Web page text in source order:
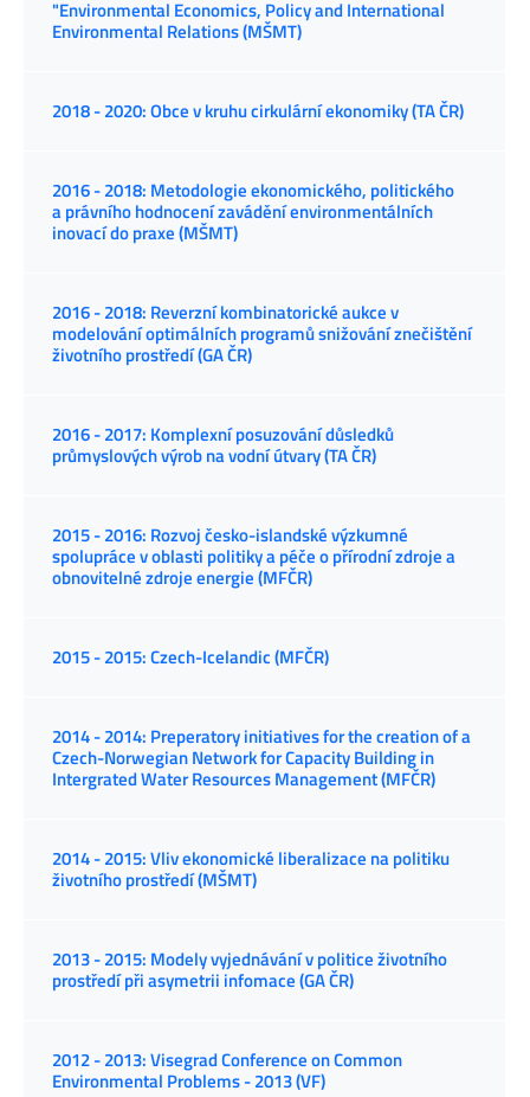
"Environmental Economics, Policy and International
Environmental Relations (MŠMT)
2018 - 2020: Obce v kruhu cirkulární ekonomiky (TA ČR)
2016 - 2018: Metodologie ekonomického, politického
a právního hodnocení zavádění environmentálních
inovací do praxe (MŠMT)
2016 - 2018: Reverzní kombinatorické aukce v
modelování optimálních programů snižování znečištění
životního prostředí (GA ČR)
2016 - 2017: Komplexní posuzování důsledků
průmyslových výrob na vodní útvary (TA ČR)
2015 - 2016: Rozvoj česko-islandské výzkumné
spolupráce v oblasti politiky a péče o přírodní zdroje a
obnovitelné zdroje energie (MFČR)
2015 - 2015: Czech-Icelandic (MFČR)
2014 - 2014: Preperatory initiatives for the creation of a
Czech-Norwegian Network for Capacity Building in
Intergrated Water Resources Management (MFČR)
2014 - 2015: Vliv ekonomické liberalizace na politiku
životního prostředí (MŠMT)
2013 - 2015: Modely vyjednávání v politice životního
prostředí při asymetrii infomace (GA ČR)
2012 - 2013: Visegrad Conference on Common
Environmental Problems - 2013 (VF)